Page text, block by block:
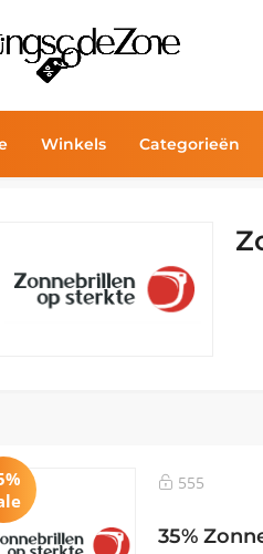
Winkels Categorieën
555
35%